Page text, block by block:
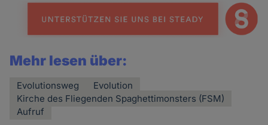
Mehr lesen über:
Evolutionsweg
Evolution
Kirche des Fliegenden Spaghettimonsters (FSM)
Aufruf